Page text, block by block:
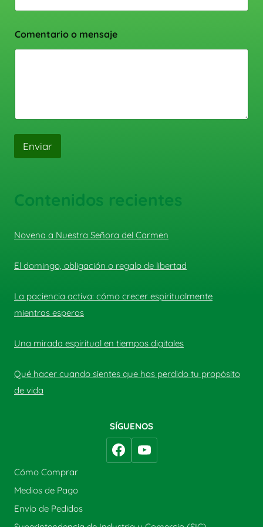
Comentario o mensaje
Enviar
Contenidos recientes
Novena a Nuestra Señora del Carmen
El domingo, obligación o regalo de libertad
La paciencia activa: cómo crecer espiritualmente
mientras esperas
Una mirada espiritual en tiempos digitales
Qué hacer cuando sientes que has perdido tu propósito
de vida
SÍGUENOS
Cómo Comprar
Medios de Pago
Envío de Pedidos